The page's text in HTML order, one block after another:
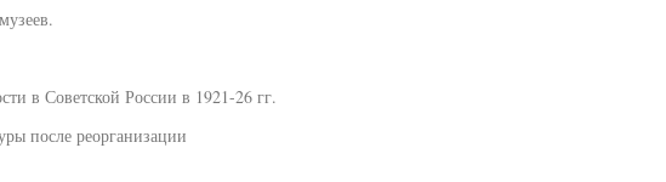
в Советской России в 1921-26 гг.
после реорганизации